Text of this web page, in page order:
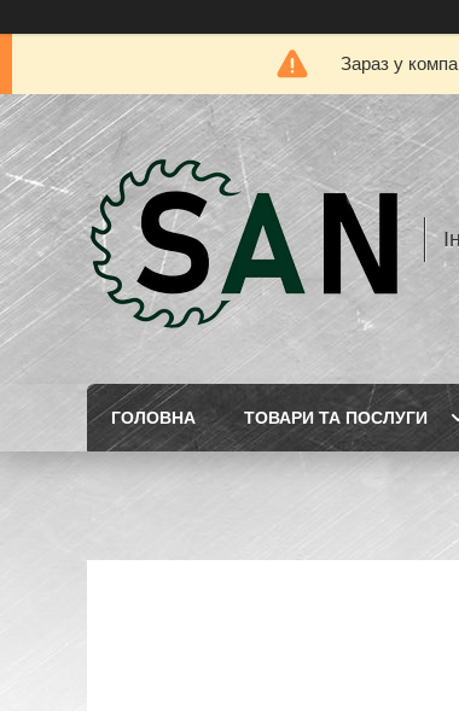
Зараз у
ГОЛОВНА ТОВАРИ ТА ПОСЛУГИ